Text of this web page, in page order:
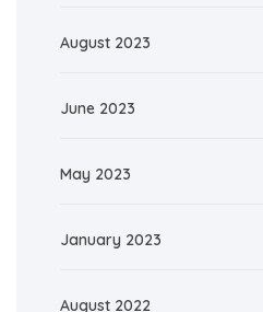
August 2023
June 2023
May 2023
January 2023
August 2022